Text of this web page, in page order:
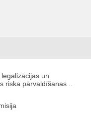
un
riska pārvaldīšanas ..